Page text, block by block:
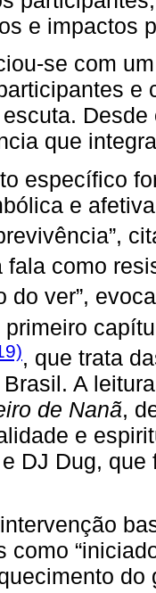
e impactos
se com
e
que
específico
e
fala como
do ver”,
primeiro
, que trata
A
de Nanã,
e
DJ Dug,
como
do